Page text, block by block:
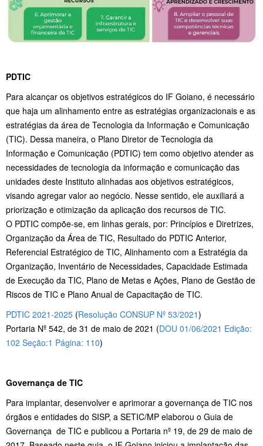
PDTIC
Para alcançar os objetivos estratégicos do IF Goiano, é necessário
que haja um alinhamento entre as estratégias organizacionais e as
estratégias da área de Tecnologia da Informação e Comunicação
(TIC). Dessa maneira, o Plano Diretor de Tecnologia da
Informação e Comunicação (PDTIC) tem como objetivo atender as
necessidades de tecnologia da informação e comunicação das
unidades deste Instituto alinhadas aos objetivos estratégicos,
visando agregar valor ao negócio. Nesse sentido, ele auxiliará a
priorização e otimização da aplicação dos recursos de TIC.
O PDTIC compõe-se, em linhas gerais, por: Princípios e Diretrizes,
Organização da Área de TIC, Resultado do PDTIC Anterior,
Referencial Estratégico de TIC, Alinhamento com a Estratégia da
Organização, Inventário de Necessidades, Capacidade Estimada
de Execução da TIC, Plano de Metas e Ações, Plano de Gestão de
Riscos de TIC e Plano Anual de Capacitação de TIC.
PDTIC 2021-2025 (Resolução CONSUP Nº 53/2021)
Portaria Nº 542, de 31 de maio de 2021 (DOU 01/06/2021 Edição:
102 Seção:1 Página: 110)
Governança de TIC
Para implantar, desenvolver e aprimorar a governança de TIC nos
órgãos e entidades do SISP, a SETIC/MP elaborou o Guia de
Governança de TIC e publicou a Portaria nº 19, de 29 de maio de